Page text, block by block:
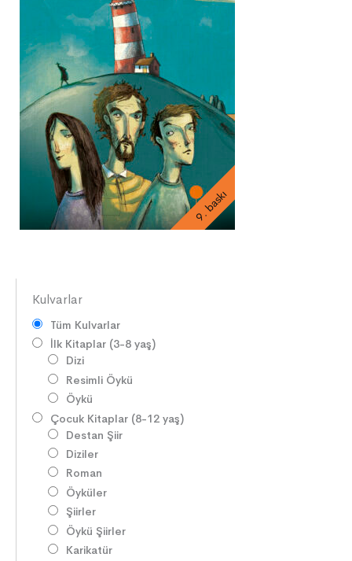
9. baskı
Kulvarlar
Tüm Kulvarlar
İlk Kitaplar (3-8 yaş)
Dizi
Resimli Öykü
Öykü
Çocuk Kitaplar (8-12 yaş)
Destan Şiir
Diziler
Roman
Öyküler
Şiirler
Öykü Şiirler
Karikatür